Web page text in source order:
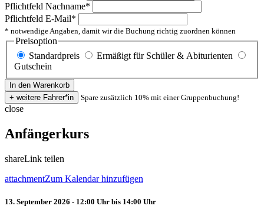
Pflichtfeld Nachname*
Pflichtfeld E-Mail*
* notwendige Angaben, damit wir die Buchung richtig zuordnen können
Preisoption
Standardpreis
Ermäßigt für Schüler & Abiturienten
Gutschein
Spare zusätzlich 10% mit einer Gruppenbuchung!
close
Anfängerkurs
shareLink teilen
attachmentZum Kalendar hinzufügen
13. September 2026 - 12:00 Uhr bis 14:00 Uhr